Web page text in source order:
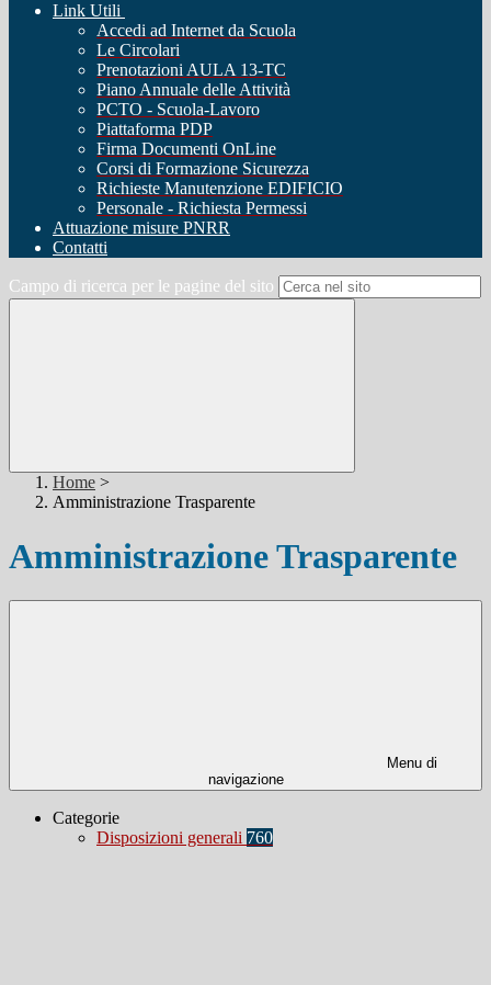
Link Utili
Accedi ad Internet da Scuola
Le Circolari
Prenotazioni AULA 13-TC
Piano Annuale delle Attività
PCTO - Scuola-Lavoro
Piattaforma PDP
Firma Documenti OnLine
Corsi di Formazione Sicurezza
Richieste Manutenzione EDIFICIO
Personale - Richiesta Permessi
Attuazione misure PNRR
Contatti
Campo di ricerca per le pagine del sito
Home >
Amministrazione Trasparente
Amministrazione Trasparente
Menu di
navigazione
Categorie
Disposizioni generali 760